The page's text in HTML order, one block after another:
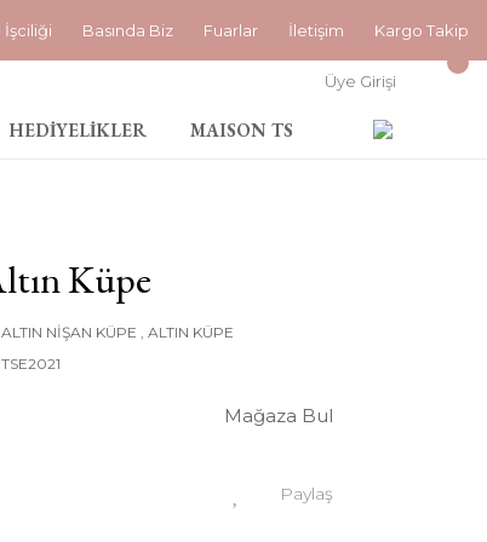
İşciliği Basında Biz Fuarlar İletişim Kargo Takip
Üye Girişi
HEDİYELİKLER MAISON TS
Küpe
ALTIN NİŞAN KÜPE ,ALTIN KÜPE
TSE2021
Mağaza Bul
Paylaş